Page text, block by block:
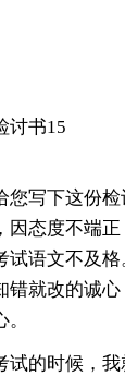
讨书15
您写下这份
因态度不端
试语文不及
错就改的诚
试的时候，